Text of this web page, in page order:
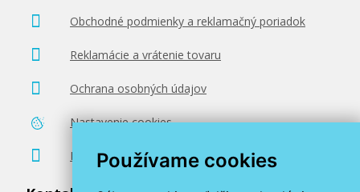
Používame cookies
Obchodné podmienky a reklamačný poriadok
Reklamácie a vrátenie tovaru
Ochrana osobných údajov
Nastavenie cookies
Poradenstvo zadarmo